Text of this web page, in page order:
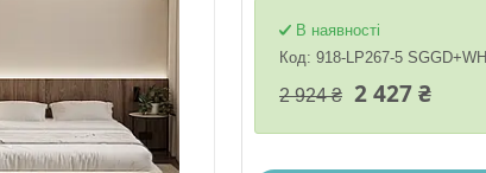
В наявності
Код: 918-LP267-5 SGGD+WH
2 924 ₴ 2 427 ₴